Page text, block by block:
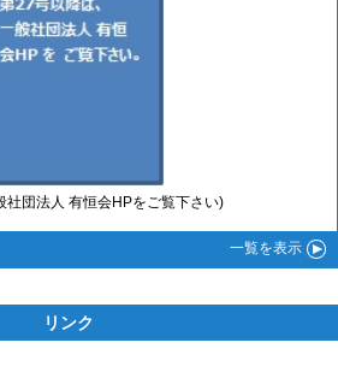
社団法人 有恒会HPをご覧下さい)
一覧を表示
リンク